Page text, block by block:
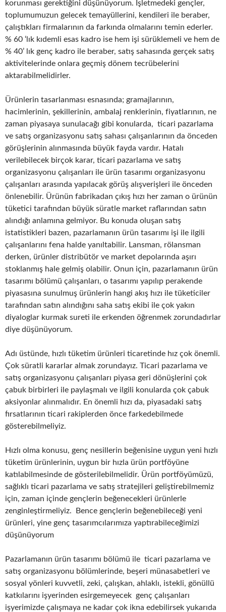
korunması gerektiğini düşünüyorum. İşletmedeki gençler,
toplumumuzun gelecek temayüllerini, kendileri ile beraber,
çalıştıkları firmalarının da farkında olmalarını temin ederler.
% 60 ‘lık kıdemli esas kadro ise hem işi sürüklemeli ve hem de
% 40’ lık genç kadro ile beraber, satış sahasında gerçek satış
aktivitelerinde onlara geçmiş dönem tecrübelerini
aktarabilmelidirler.
Ürünlerin tasarlanması esnasında; gramajlarının,
hacimlerinin, şekillerinin, ambalaj renklerinin, fiyatlarının, ne
zaman piyasaya sunulacağı gibi konularda, ticari pazarlama
ve satış organizasyonu satış sahası çalışanlarının da önceden
görüşlerinin alınmasında büyük fayda vardır. Hatalı
verilebilecek birçok karar, ticari pazarlama ve satış
organizasyonu çalışanları ile ürün tasarımı organizasyonu
çalışanları arasında yapılacak görüş alışverişleri ile önceden
önlenebilir. Ürünün fabrikadan çıkış hızı her zaman o ürünün
tüketici tarafından büyük süratle market raflarından satın
alındığı anlamına gelmiyor. Bu konuda oluşan satış
istatistikleri bazen, pazarlamanın ürün tasarımı işi ile ilgili
çalışanlarını fena halde yanıltabilir. Lansman, rölansman
derken, ürünler distribütör ve market depolarında aşırı
stoklanmış hale gelmiş olabilir. Onun için, pazarlamanın ürün
tasarımı bölümü çalışanları, o tasarımı yapılıp perakende
piyasasına sunulmuş ürünlerin hangi akış hızı ile tüketiciler
tarafından satın alındığını saha satış ekibi ile çok yakın
diyaloglar kurmak sureti ile erkenden öğrenmek zorundadırlar
diye düşünüyorum.
Adı üstünde, hızlı tüketim ürünleri ticaretinde hız çok önemli.
Çok süratli kararlar almak zorundayız. Ticari pazarlama ve
satış organizasyonu çalışanları piyasa geri dönüşlerini çok
çabuk birbirleri ile paylaşmalı ve ilgili konularda çok çabuk
aksiyonlar alınmalıdır. En önemli hızı da, piyasadaki satış
fırsatlarının ticari rakiplerden önce farkedebilmede
gösterebilmeliyiz.
Hızlı olma konusu, genç nesillerin beğenisine uygun yeni hızlı
tüketim ürünlerinin, uygun bir hızla ürün portföyüne
katılabilmesinde de gösterilebilmelidir. Ürün portföyümüzü,
sağlıklı ticari pazarlama ve satış stratejileri geliştirebilmemiz
için, zaman içinde gençlerin beğenecekleri ürünlerle
zenginleştirmeliyiz. Bence gençlerin beğenebileceği yeni
ürünleri, yine genç tasarımcılarımıza yaptırabileceğimizi
düşünüyorum
Pazarlamanın ürün tasarımı bölümü ile ticari pazarlama ve
satış organizasyonu bölümlerinde, beşeri münasabetleri ve
sosyal yönleri kuvvetli, zeki, çalışkan, ahlaklı, istekli, gönüllü
katkılarını işyerinden esirgemeyecek genç çalışanları
işyerimizde çalışmaya ne kadar çok ikna edebilirsek yukarıda